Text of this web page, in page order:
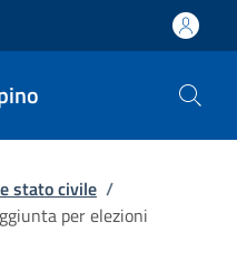
stato civile /
per elezioni